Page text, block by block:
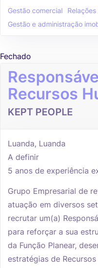
Gestão comercial
Gestão e administração
Fechado
Recursos
KEPT PEOPLE
Luanda, Luanda
A definir
5 anos de experiência
Grupo Empresarial de
atuação em diversos
recrutar um(a)
para reforçar a sua
da Função Planear,
estratégias de